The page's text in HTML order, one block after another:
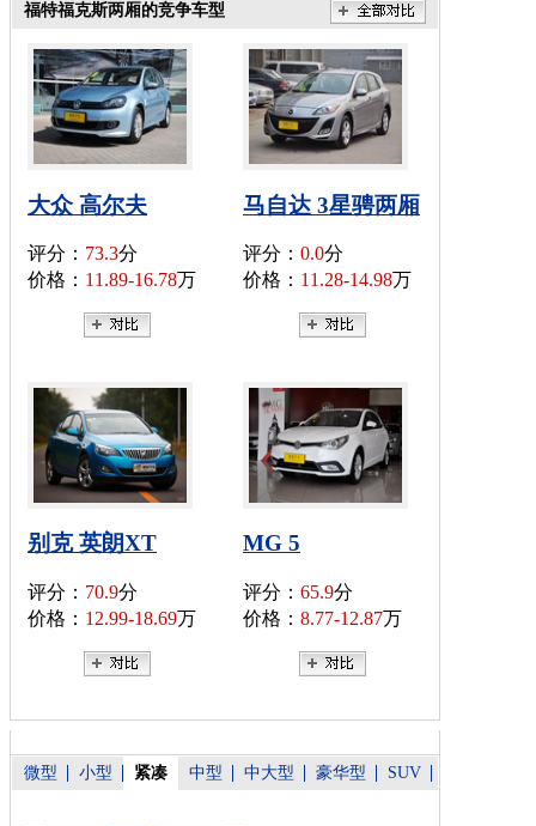
福特福克斯两厢的竞争车型
大众 高尔夫
评分： 73.3分
价格： 11.89-16.78万
马自达 3星骋两厢
评分： 0.0分
价格： 11.28-14.98万
别克 英朗XT
评分： 70.9分
价格： 12.99-18.69万
MG 5
评分： 65.9分
价格： 8.77-12.87万
微型 小型 紧凑 中型 中大型 豪华型 SUV